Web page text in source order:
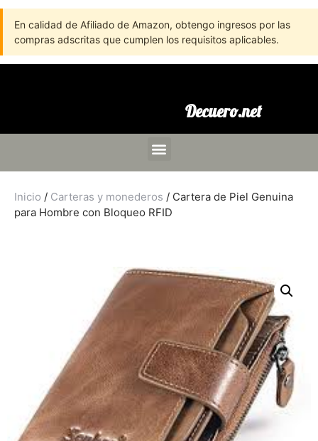
En calidad de Afiliado de Amazon, obtengo ingresos por las
compras adscritas que cumplen los requisitos aplicables.
Decuero.net
Inicio / Carteras y monederos / Cartera de Piel Genuina
para Hombre con Bloqueo RFID